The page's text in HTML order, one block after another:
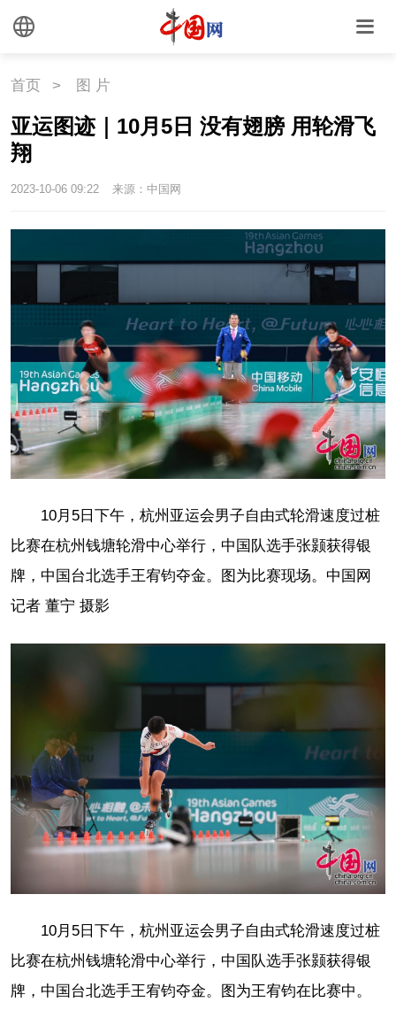
首页 > 图 片
亚运图迹｜10月5日 没有翅膀 用轮滑飞
翔
2023-10-06 09:22 来源：中国网
10月5日下午，杭州亚运会男子自由式轮滑速度过桩
比赛在杭州钱塘轮滑中心举行，中国队选手张颢获得银
牌，中国台北选手王宥钧夺金。图为比赛现场。中国网
记者 董宁 摄影
10月5日下午，杭州亚运会男子自由式轮滑速度过桩
比赛在杭州钱塘轮滑中心举行，中国队选手张颢获得银
牌，中国台北选手王宥钧夺金。图为王宥钧在比赛中。